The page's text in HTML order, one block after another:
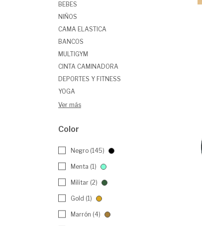
BEBES
NIÑOS
CAMA ELASTICA
BANCOS
MULTIGYM
CINTA CAMINADORA
DEPORTES Y FITNESS
YOGA
Ver más
Color
Negro (145)
Menta (1)
Militar (2)
Gold (1)
Marrón (4)